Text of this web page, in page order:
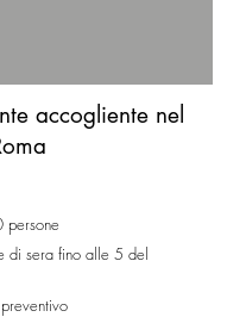
accogliente nel
di sera fino alle 5 del